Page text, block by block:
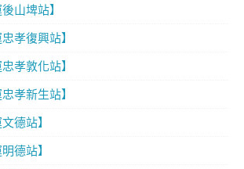
山埤站】
孝復興站】
孝敦化站】
孝新生站】
德站】
德站】